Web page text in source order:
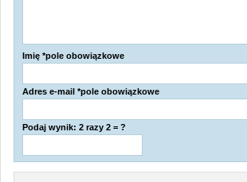
Imię *pole obowiązkowe
Adres e-mail *pole obowiązkowe
Podaj wynik: 2 razy 2 = ?